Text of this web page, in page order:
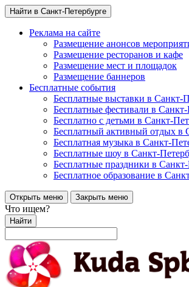
Найти в Санкт-Петербурге
Реклама на сайте
Размещение анонсов
Размещение ресторанов и кафе
Размещение мест и площадок
Размещение баннеров
Бесплатные события
Бесплатные выставки в Санкт-
Бесплатные фестивали в Санкт-
Бесплатно с детьми в Санкт-
Бесплатный активный отдых в
Бесплатная музыка в Санкт-
Бесплатные шоу в Санкт-
Бесплатные праздники в Санкт-
Бесплатное образование в
Открыть меню Закрыть меню
Что ищем?
Найти